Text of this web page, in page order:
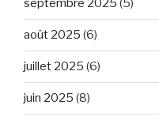
septembre 2025 (5)
août 2025 (6)
juillet 2025 (6)
juin 2025 (8)